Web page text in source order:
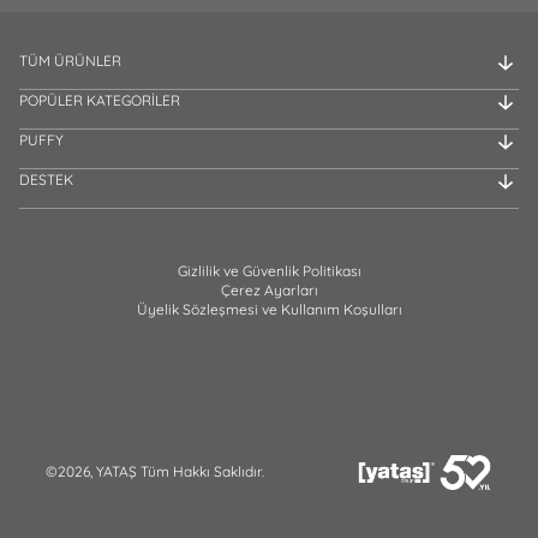
TÜM ÜRÜNLER
POPÜLER KATEGORİLER
PUFFY
DESTEK
Gizlilik ve Güvenlik Politikası
Çerez Ayarları
Üyelik Sözleşmesi ve Kullanım Koşulları
©2026, YATAŞ Tüm Hakkı Saklıdır.